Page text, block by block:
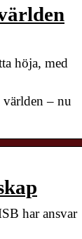
höja, med
– nu
har ansvar